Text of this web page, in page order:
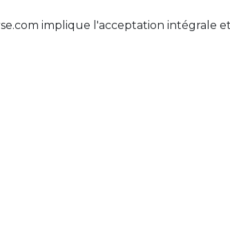
implique l'acceptation intégrale